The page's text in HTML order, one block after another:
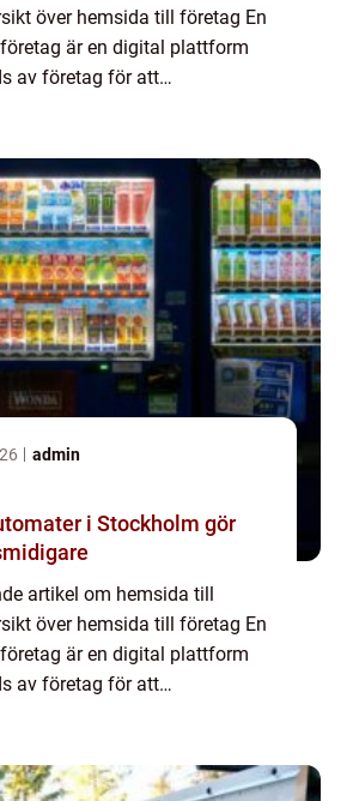
över hemsida till företag En
är en digital plattform
av företag för att
admin
i Stockholm gör
artikel om hemsida till
över hemsida till företag En
är en digital plattform
av företag för att